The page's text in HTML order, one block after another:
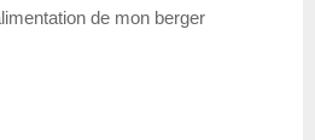
de mon berger